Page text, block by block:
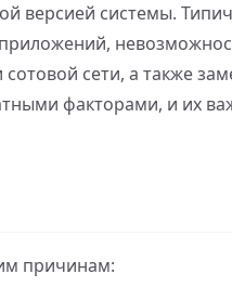
версией системы.
сети, а также
факторами, и их
причинам: